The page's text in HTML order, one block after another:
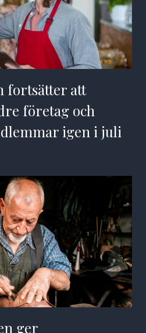
fortsätter att
företag och
igen i juli
ger